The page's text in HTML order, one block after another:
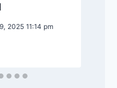
2025 11:14 pm